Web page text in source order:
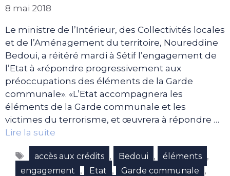
8 mai 2018
Le ministre de l’Intérieur, des Collectivités locales
et de l’Aménagement du territoire, Noureddine
Bedoui, a réitéré mardi à Sétif l’engagement de
l’Etat à «répondre progressivement aux
préoccupations des éléments de la Garde
communale». «L’Etat accompagnera les
éléments de la Garde communale et les
victimes du terrorisme, et œuvrera à répondre …
Lire la suite
Étiquettes
accès aux crédits , Bedoui , éléments ,
engagement , Etat , Garde communale ,